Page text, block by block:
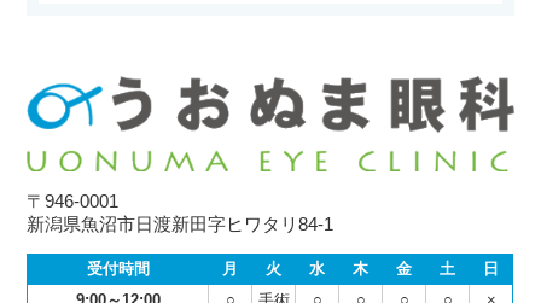
〒946-0001
新潟県魚沼市日渡新田字ヒワタリ84-1
受付時間 月 火 水 木 金 土
日